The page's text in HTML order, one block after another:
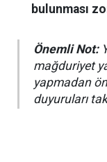
bulunması
Önemli Not:
mağduriyet
yapmadan
duyuruları